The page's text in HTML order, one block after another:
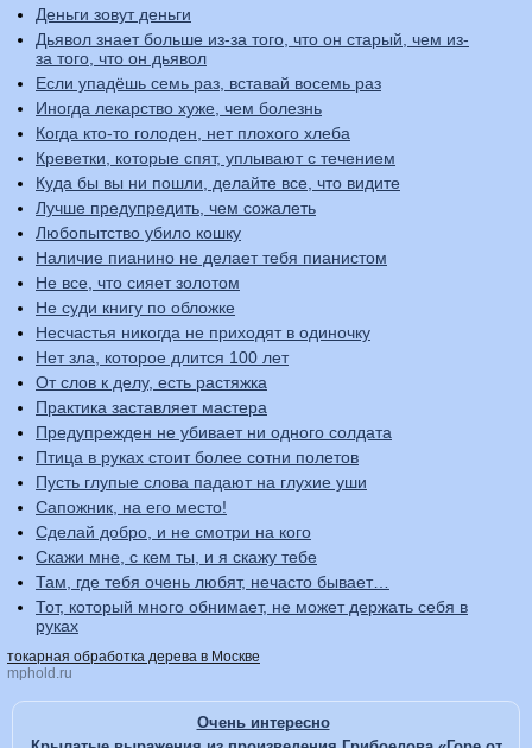
Деньги зовут деньги
Дьявол знает больше из-за того, что он старый, чем из-
за того, что он дьявол
Если упадёшь семь раз, вставай восемь раз
Иногда лекарство хуже, чем болезнь
Когда кто-то голоден, нет плохого хлеба
Креветки, которые спят, уплывают с течением
Куда бы вы ни пошли, делайте все, что видите
Лучше предупредить, чем сожалеть
Любопытство убило кошку
Наличие пианино не делает тебя пианистом
Не все, что сияет золотом
Не суди книгу по обложке
Несчастья никогда не приходят в одиночку
Нет зла, которое длится 100 лет
От слов к делу, есть растяжка
Практика заставляет мастера
Предупрежден не убивает ни одного солдата
Птица в руках стоит более сотни полетов
Пусть глупые слова падают на глухие уши
Сапожник, на его место!
Сделай добро, и не смотри на кого
Скажи мне, с кем ты, и я скажу тебе
Там, где тебя очень любят, нечасто бывает…
Тот, который много обнимает, не может держать себя в
руках
токарная обработка дерева в Москве
mphold.ru
Очень интересно